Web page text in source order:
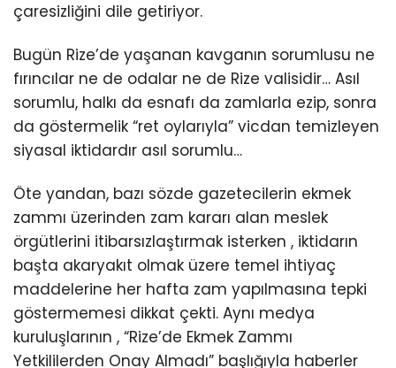
çaresizliğini dile getiriyor.
Bugün Rize’de yaşanan kavganın sorumlusu ne
fırıncılar ne de odalar ne de Rize valisidir… Asıl
sorumlu, halkı da esnafı da zamlarla ezip, sonra
da göstermelik “ret oylarıyla” vicdan temizleyen
siyasal iktidardır asıl sorumlu…
Öte yandan, bazı sözde gazetecilerin ekmek
zammı üzerinden zam kararı alan meslek
örgütlerini itibarsızlaştırmak isterken , iktidarın
başta akaryakıt olmak üzere temel ihtiyaç
maddelerine her hafta zam yapılmasına tepki
göstermemesi dikkat çekti. Aynı medya
kuruluşlarının , “Rize’de Ekmek Zammı
Yetkililerden Onay Almadı” başlığıyla haberler